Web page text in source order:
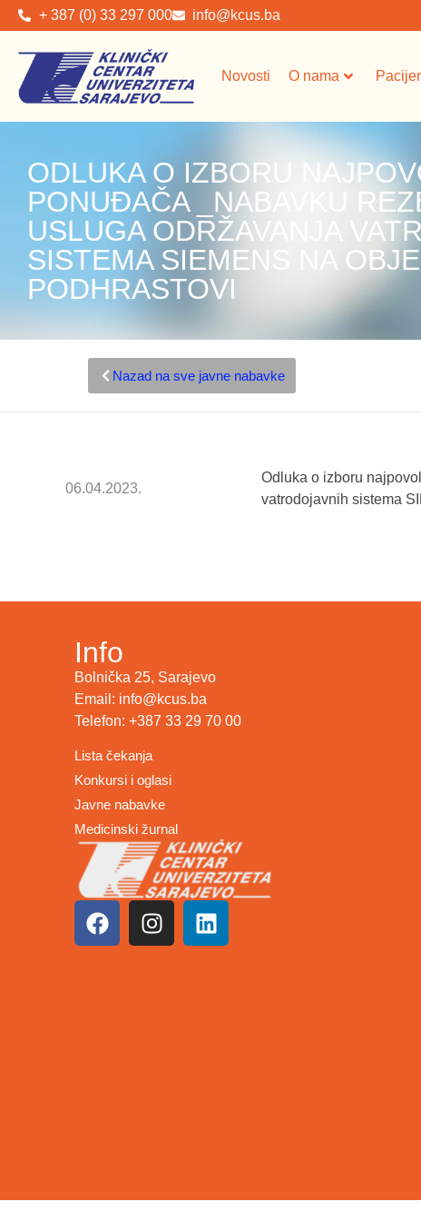
+ 387 (0) 33 297 000 info@kcus.ba
Novosti O nama
ODLUKA O IZBORU
PONUĐAČA _NABAVKU
USLUGA ODRŽAVANJA
SISTEMA SIEMENS NA
PODHRASTOVI
Nazad na sve javne nabavke
06.04.2023.
Odluka o izboru
vatrodojavnih sistema
Info
Bolnička 25, Sarajevo
Email: info@kcus.ba
Telefon: +387 33 29 70 00
Lista čekanja
Konkursi i oglasi
Javne nabavke
Medicinski žurnal